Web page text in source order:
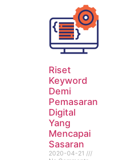
Riset
Keyword
Demi
Pemasaran
Digital
Yang
Mencapai
Sasaran
2020-04-21